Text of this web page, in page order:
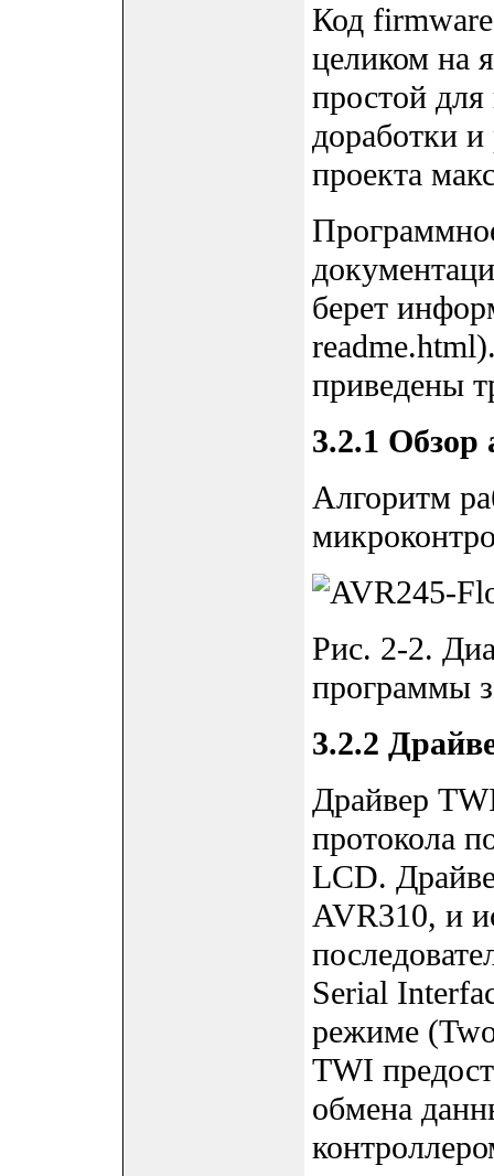
Код
целиком на
простой
доработки и
проекта
берет
приведены
3.2.1 Обзор
Алгоритм
Рис. 2-2.
программы
3.2.2
Драйвер
протокола
LCD.
AVR310, и
Serial
режиме
TWI
обмена